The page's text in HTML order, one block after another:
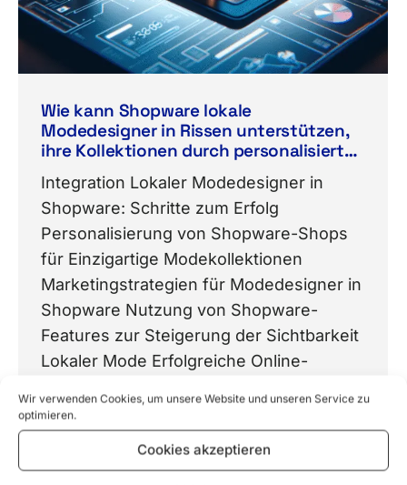
Wir verwenden Cookies, um unsere Website und unseren Service zu
optimieren.
Cookies akzeptieren
Wie kann Shopware lokale
Modedesigner in Rissen unterstützen,
ihre Kollektionen durch personalisierte
Online-Shops zu vermarkten?
Integration Lokaler Modedesigner in
Shopware: Schritte zum Erfolg
Personalisierung von Shopware-Shops
für Einzigartige Modekollektionen
Marketingstrategien für Modedesigner in
Shopware Nutzung von Shopware-
Features zur Steigerung der Sichtbarkeit
Lokaler Mode Erfolgreiche Online-
Rissen mit Shopware Fazit „Shopware:
Verbindet Rissener Modedesigner mit
der Welt – Einzigartige Kollektionen,